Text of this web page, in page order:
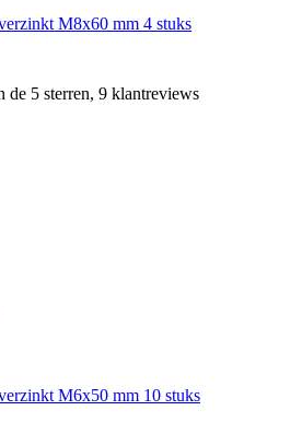
M8x60 mm 4 stuks
de 5 sterren, 9 klantreviews
M6x50 mm 10 stuks